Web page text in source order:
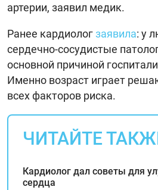
артерии, заявил медик.
Ранее кардиологзаявила: у
сердечно-сосудистые
основной причиной
Именно возраст играет
всех факторов риска.
ЧИТАЙТЕ
Кардиолог дал советы для
сердца